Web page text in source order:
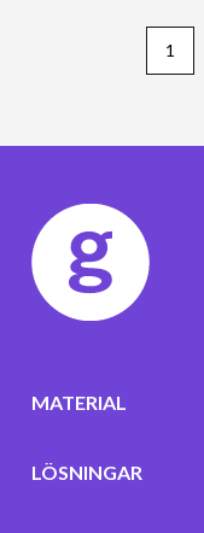
MATERIAL
LÖSNINGAR